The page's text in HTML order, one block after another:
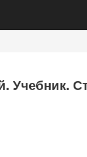
Учебник.